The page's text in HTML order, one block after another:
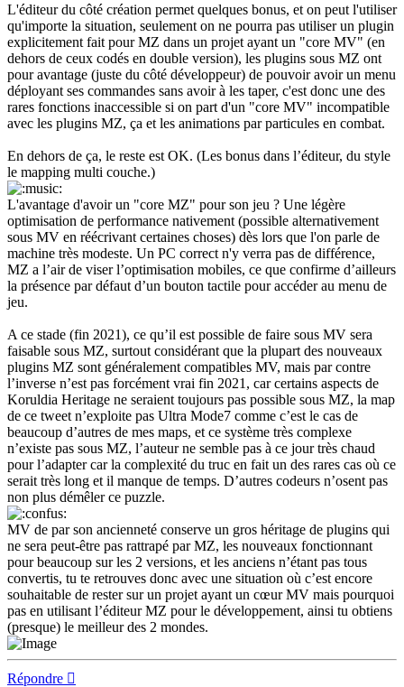
L'éditeur du côté création permet quelques bonus, et on peut l'utiliser
qu'importe la situation, seulement on ne pourra pas utiliser un plugin
explicitement fait pour MZ dans un projet ayant un "core MV" (en
dehors de ceux codés en double version), les plugins sous MZ ont
pour avantage (juste du côté développeur) de pouvoir avoir un menu
déployant ses commandes sans avoir à les taper, c'est donc une des
rares fonctions inaccessible si on part d'un "core MV" incompatible
avec les plugins MZ, ça et les animations par particules en combat.
En dehors de ça, le reste est OK. (Les bonus dans l’éditeur, du style
le mapping multi couche.)
L'avantage d'avoir un "core MZ" pour son jeu ? Une légère
optimisation de performance nativement (possible alternativement
sous MV en réécrivant certaines choses) dès lors que l'on parle de
machine très modeste. Un PC correct n'y verra pas de différence,
MZ a l’air de viser l’optimisation mobiles, ce que confirme d’ailleurs
la présence par défaut d’un bouton tactile pour accéder au menu de
jeu.
A ce stade (fin 2021), ce qu’il est possible de faire sous MV sera
faisable sous MZ, surtout considérant que la plupart des nouveaux
plugins MZ sont généralement compatibles MV, mais par contre
l’inverse n’est pas forcément vrai fin 2021, car certains aspects de
Koruldia Heritage ne seraient toujours pas possible sous MZ, la map
de ce tweet n’exploite pas Ultra Mode7 comme c’est le cas de
beaucoup d’autres de mes maps, et ce système très complexe
n’existe pas sous MZ, l’auteur ne semble pas à ce jour très chaud
pour l’adapter car la complexité du truc en fait un des rares cas où ce
serait très long et il manque de temps. D’autres codeurs n’osent pas
non plus démêler ce puzzle.
MV de par son ancienneté conserve un gros héritage de plugins qui
ne sera peut-être pas rattrapé par MZ, les nouveaux fonctionnant
pour beaucoup sur les 2 versions, et les anciens n’étant pas tous
convertis, tu te retrouves donc avec une situation où c’est encore
souhaitable de rester sur un projet ayant un cœur MV mais pourquoi
pas en utilisant l’éditeur MZ pour le développement, ainsi tu obtiens
(presque) le meilleur des 2 mondes.
Haut
Répondre